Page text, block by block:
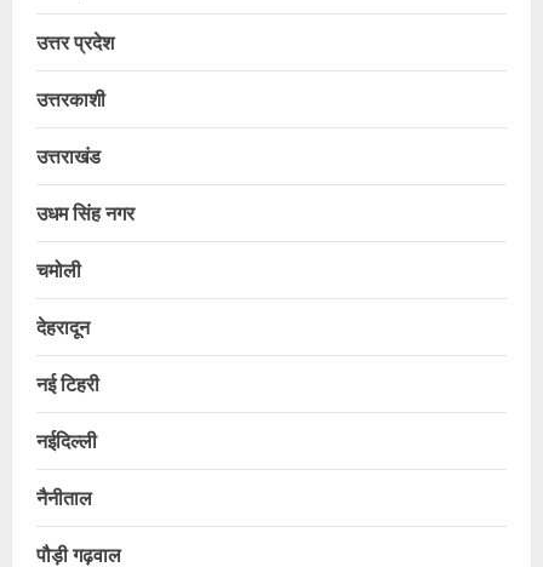
उत्तर प्रदेश
उत्तरकाशी
उत्तराखंड
उधम सिंह नगर
चमोली
देहरादून
नई टिहरी
नईदिल्ली
नैनीताल
पौड़ी गढ़वाल